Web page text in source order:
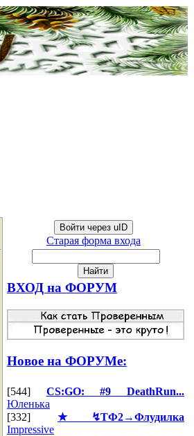
Войти через uID
Старая форма входа
ВХОД на ФОРУМ
Новое на ФОРУМе:
[544] CS:GO: #9 DeathRun...
Юленька
[332] ★↯ТФ2→Флудилка
Impressive